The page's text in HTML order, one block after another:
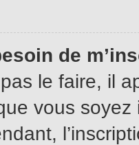
de
le faire, il
vous